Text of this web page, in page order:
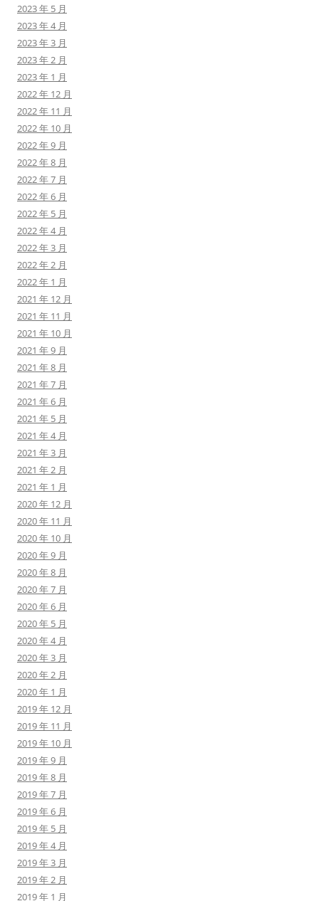
2023 年 5 月
2023 年 4 月
2023 年 3 月
2023 年 2 月
2023 年 1 月
2022 年 12 月
2022 年 11 月
2022 年 10 月
2022 年 9 月
2022 年 8 月
2022 年 7 月
2022 年 6 月
2022 年 5 月
2022 年 4 月
2022 年 3 月
2022 年 2 月
2022 年 1 月
2021 年 12 月
2021 年 11 月
2021 年 10 月
2021 年 9 月
2021 年 8 月
2021 年 7 月
2021 年 6 月
2021 年 5 月
2021 年 4 月
2021 年 3 月
2021 年 2 月
2021 年 1 月
2020 年 12 月
2020 年 11 月
2020 年 10 月
2020 年 9 月
2020 年 8 月
2020 年 7 月
2020 年 6 月
2020 年 5 月
2020 年 4 月
2020 年 3 月
2020 年 2 月
2020 年 1 月
2019 年 12 月
2019 年 11 月
2019 年 10 月
2019 年 9 月
2019 年 8 月
2019 年 7 月
2019 年 6 月
2019 年 5 月
2019 年 4 月
2019 年 3 月
2019 年 2 月
2019 年 1 月